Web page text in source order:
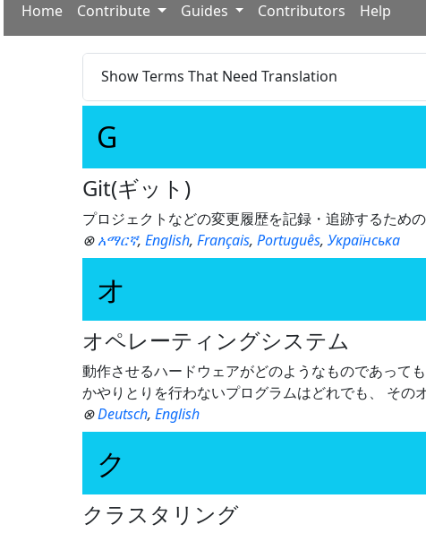
Home Contribute Guides Contributors Help
Show Terms That Need Translation
G
Git(ギット)
プロジェクトなどの変更履歴を記録・追跡するため
⊗አማርኛ, English, Français, Português, Українська
オ
オペレーティングシステム
動作させるハードウェアがどのようなものであって
かやりとりを行わないプログラムはどれでも、 その
⊗Deutsch, English
ク
クラスタリング